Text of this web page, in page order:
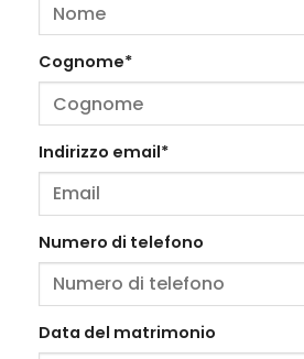
Cognome*
Indirizzo email*
Numero di telefono
Data del matrimonio